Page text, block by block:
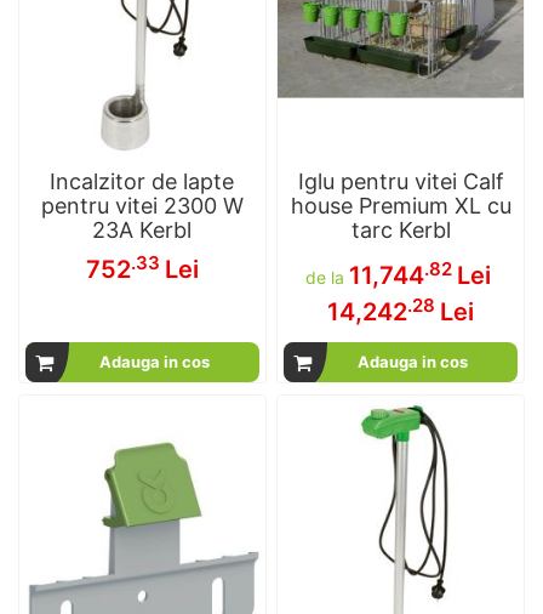
Incalzitor de lapte
pentru vitei 2300 W
23A Kerbl
752.33 Lei
Adauga in cos
Iglu pentru vitei Calf
house Premium XL cu
tarc Kerbl
14,242.28 Lei
de la 11,744.82 Lei
Adauga in cos